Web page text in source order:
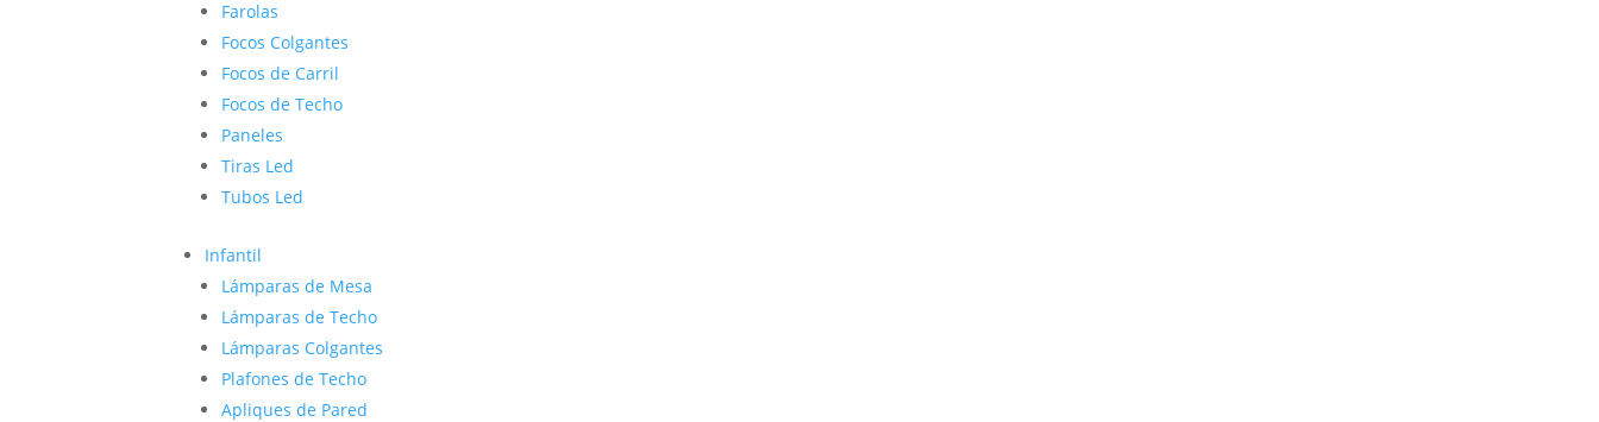
Farolas
Focos Colgantes
Focos de Carril
Focos de Techo
Paneles
Tiras Led
Tubos Led
Infantil
Lámparas de Mesa
Lámparas de Techo
Lámparas Colgantes
Plafones de Techo
Apliques de Pared